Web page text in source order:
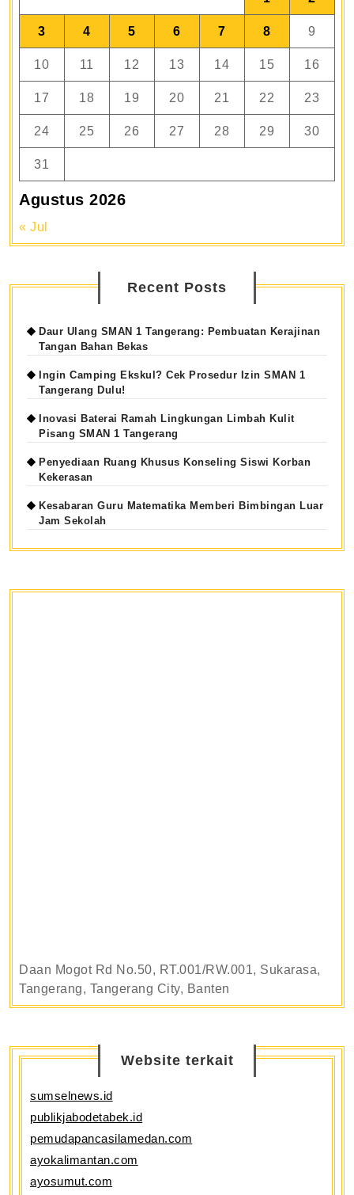
Agustus 2026
3 4 5 6 7 8 9
10 11 12 13 14 15 16
17 18 19 20 21 22 23
24 25 26 27 28 29 30
31
« Jul
Recent Posts
Daur Ulang SMAN 1 Tangerang: Pembuatan Kerajinan
Tangan Bahan Bekas
Ingin Camping Ekskul? Cek Prosedur Izin SMAN 1
Tangerang Dulu!
Inovasi Baterai Ramah Lingkungan Limbah Kulit
Pisang SMAN 1 Tangerang
Penyediaan Ruang Khusus Konseling Siswi Korban
Kekerasan
Kesabaran Guru Matematika Memberi Bimbingan Luar
Jam Sekolah
Daan Mogot Rd No.50, RT.001/RW.001, Sukarasa,
Tangerang, Tangerang City, Banten
Website terkait
sumselnews.id
publikjabodetabek.id
pemudapancasilamedan.com
ayokalimantan.com
ayosumut.com